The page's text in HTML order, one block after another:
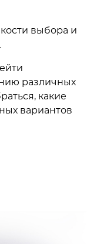
выбора и
различных
какие
вариантов